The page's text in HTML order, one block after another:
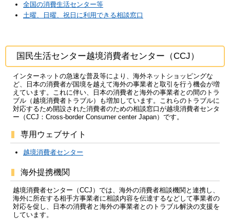
全国の消費生活センター等
土曜、日曜、祝日に利用できる相談窓口
国民生活センター越境消費者センター（CCJ）
インターネットの急速な普及等により、海外ネットショッピングな
ど、日本の消費者が国境を越えて海外の事業者と取引を行う機会が増
えています。これに伴い、日本の消費者と海外の事業者との間のトラ
ブル（越境消費者トラブル）も増加しています。これらのトラブルに
対応するため開設された消費者のための相談窓口が越境消費者センタ
ー（CCJ： Cross-border Consumer center Japan）です。
専用ウェブサイト
越境消費者センター
海外提携機関
越境消費者センター（CCJ）では、海外の消費者相談機関と連携し、
海外に所在する相手方事業者に相談内容を伝達するなどして事業者の
対応を促し、日本の消費者と海外の事業者とのトラブル解決の支援を
しています。